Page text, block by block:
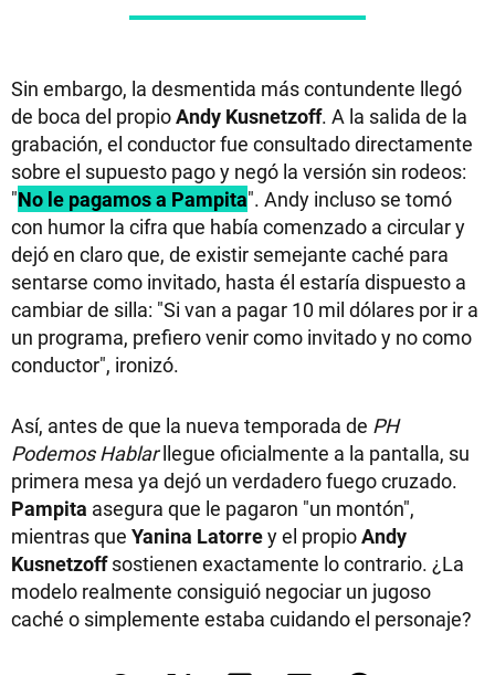
Sin embargo, la desmentida más contundente llegó
de boca del propioAndy Kusnetzoff. A la salida de la
grabación, el conductor fue consultado directamente
sobre el supuesto pago y negó la versión sin rodeos:
"No le pagamos a Pampita". Andy incluso se tomó
con humor la cifra que había comenzado a circular y
dejó en claro que, de existir semejante caché para
sentarse como invitado, hasta él estaría dispuesto a
cambiar de silla: "Si van a pagar 10 mil dólares por ir a
un programa, prefiero venir como invitado y no como
conductor", ironizó.
Así, antes de que la nueva temporada de PH
Podemos Hablarllegue oficialmente a la pantalla, su
primera mesa ya dejó un verdadero fuego cruzado.
Pampita asegura que le pagaron "un montón",
mientras que Yanina Latorrey el propioAndy
Kusnetzoffsostienen exactamente lo contrario. ¿La
modelo realmente consiguió negociar un jugoso
caché o simplemente estaba cuidando el personaje?